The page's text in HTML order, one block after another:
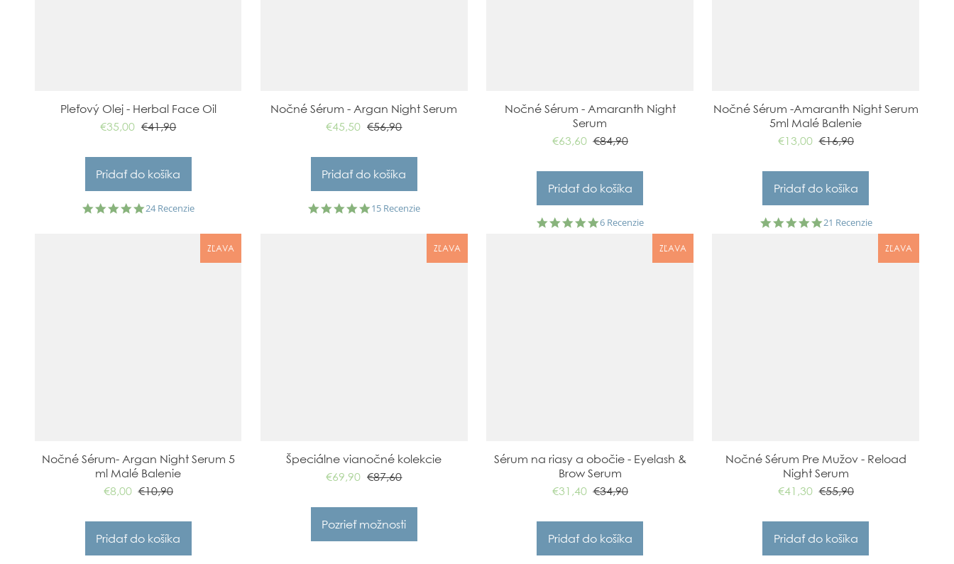
Pleťový Olej - Herbal Face Oil
€35,00 €41,90
4.8
24 Recenzie
Nočné Sérum - Argan Night Serum
€45,50 €56,90
5.0
15 Recenzie
Nočné Sérum - Amaranth Night
Serum
€63,60 €84,90
5.0
6 Recenzie
Nočné Sérum -Amaranth Night Serum
5ml Malé Balenie
€13,00 €16,90
5.0
21 Recenzie
ZĽAVA
Nočné Sérum- Argan Night Serum 5
ml Malé Balenie
€8,00 €10,90
ZĽAVA
Špeciálne vianočné kolekcie
€69,90 €87,60
Pozrieť možnosti
ZĽAVA
Sérum na riasy a obočie - Eyelash &
Brow Serum
€31,40 €34,90
ZĽAVA
Nočné Sérum Pre Mužov - Reload
Night Serum
€41,30 €55,90